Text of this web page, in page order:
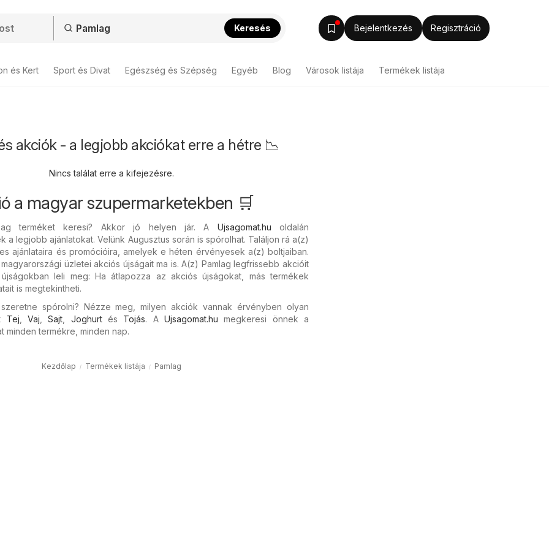
Keresés Bejelentkezés Regisztráció
és Kert Sport és Divat Egészség és Szépség Egyéb Blog Városok listája Termékek listája
akciók - a legjobb akciókat erre a hétre 📉
Nincs találat erre a kifejezésre.
a magyar szupermarketekben 🛒
terméket keresi? Akkor jó helyen jár. A Ujsagomat.hu oldalán
a legjobb ajánlatokat. Velünk Augusztus során is spórolhat. Találjon rá a(z)
ajánlataira és promócióira, amelyek e héten érvényesek a(z) boltjaiban.
üzletei akciós újságait ma is. A(z) Pamlag legfrissebb akcióit
leli meg: Ha átlapozza az akciós újságokat, más termékek
is megtekintheti.
spórolni? Nézze meg, milyen akciók vannak érvényben olyan
Tej ,Vaj ,Sajt Joghurtés Tojás. AUjsagomat.hu megkeresi önnek a
minden termékre, minden nap.
Kezdőlap Termékek listája Pamlag